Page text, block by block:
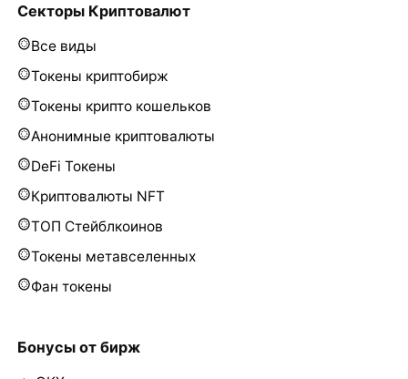
Секторы Криптовалют
Все виды
Токены криптобирж
Токены крипто кошельков
Анонимные криптовалюты
DeFi Токены
Криптовалюты NFT
ТОП Стейблкоинов
Токены метавселенных
Фан токены
Бонусы от бирж